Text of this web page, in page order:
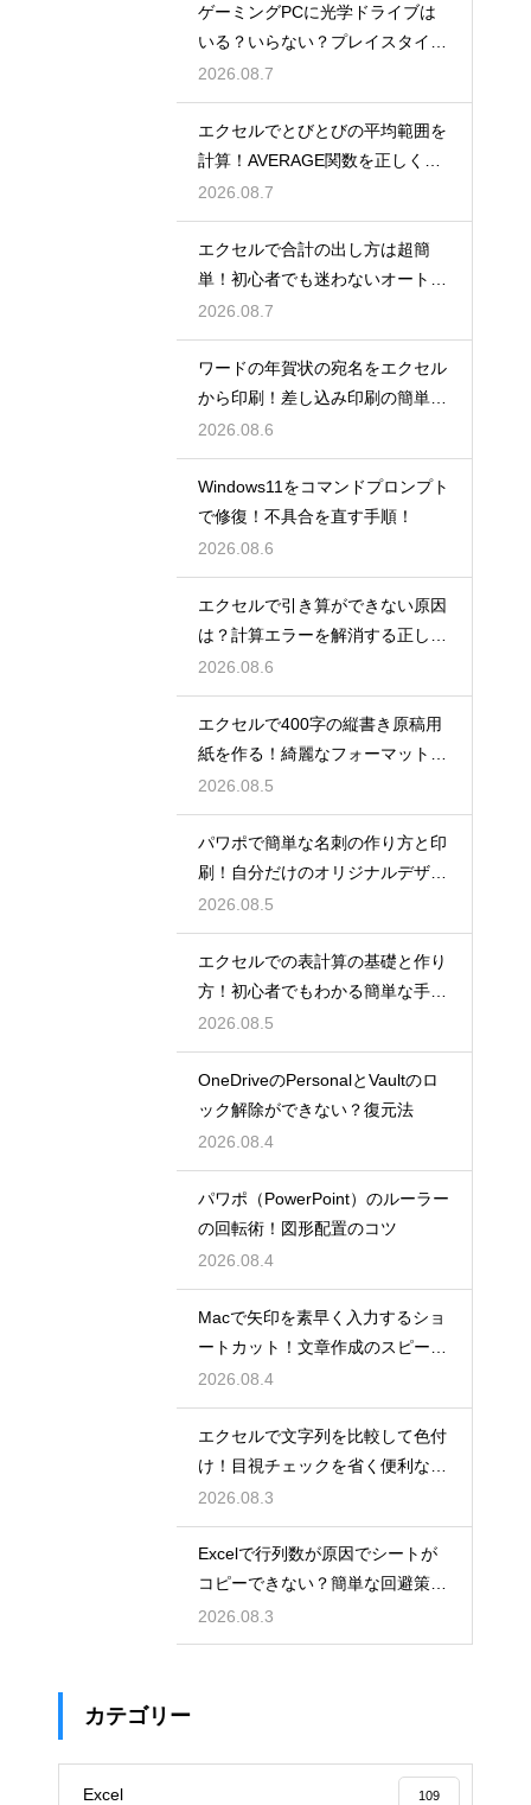
ゲーミングPCに光学ドライブは
いる？いらない？プレイスタイル
で判断
2026.08.7
エクセルでとびとびの平均範囲を
計算！AVERAGE関数を正しく使
うコツ
2026.08.7
エクセルで合計の出し方は超簡
単！初心者でも迷わないオートS
UM術！
2026.08.7
ワードの年賀状の宛名をエクセル
から印刷！差し込み印刷の簡単手
順！
2026.08.6
Windows11をコマンドプロンプト
で修復！不具合を直す手順！
2026.08.6
エクセルで引き算ができない原因
は？計算エラーを解消する正しい
手順
2026.08.6
エクセルで400字の縦書き原稿用
紙を作る！綺麗なフォーマット
術！
2026.08.5
パワポで簡単な名刺の作り方と印
刷！自分だけのオリジナルデザイ
ン
2026.08.5
エクセルでの表計算の基礎と作り
方！初心者でもわかる簡単な手順
を紹介
2026.08.5
OneDriveのPersonalとVaultのロ
ック解除ができない？復元法
2026.08.4
パワポ（PowerPoint）のルーラー
の回転術！図形配置のコツ
2026.08.4
Macで矢印を素早く入力するショ
ートカット！文章作成のスピード
を上げる
2026.08.4
エクセルで文字列を比較して色付
け！目視チェックを省く便利な関
数
2026.08.3
Excelで行列数が原因でシートが
コピーできない？簡単な回避策を
解説
2026.08.3
カテゴリー
Excel 109